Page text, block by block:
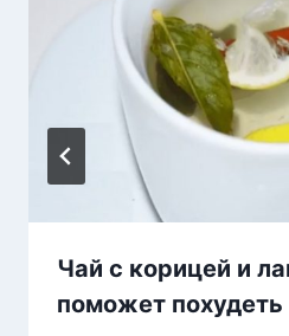
Чай с корицей и
поможет похудеть